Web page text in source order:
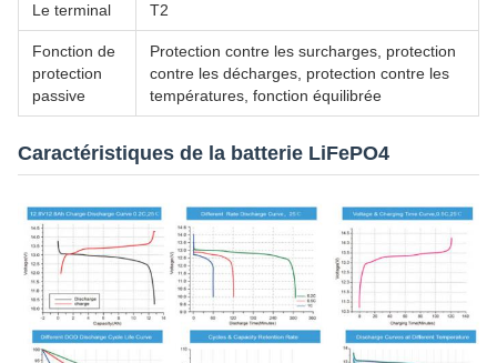
Le terminal T2
Fonction de
protection
passive
Protection contre les surcharges, protection
contre les décharges, protection contre les
températures, fonction équilibrée
Caractéristiques de la batterie LiFePO4